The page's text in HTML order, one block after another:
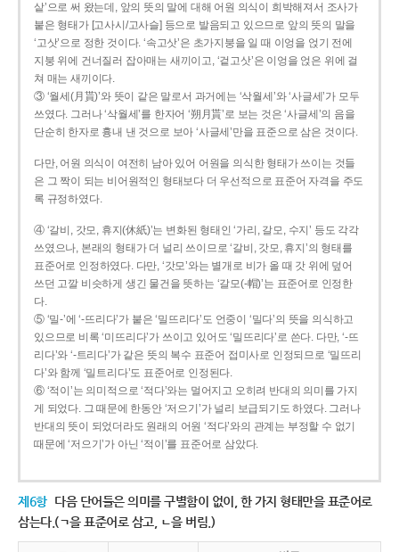
샅’으로 써 왔는데, 앞의 뜻의 말에 대해 어원 의식이 희박해져서 조사가
붙은 형태가 [고사시/고사슬] 등으로 발음되고 있으므로 앞의 뜻의 말을
‘고삿’으로 정한 것이다. ‘속고삿’은 초가지붕을 일 때 이엉을 얹기 전에
지붕 위에 건너질러 잡아매는 새끼이고, ‘겉고삿’은 이엉을 얹은 위에 걸
쳐 매는 새끼이다.
③ ‘월세(月貰)’와 뜻이 같은 말로서 과거에는 ‘삭월세’와 ‘사글세’가 모두
쓰였다. 그러나 ‘삭월세’를 한자어 ‘朔月貰’로 보는 것은 ‘사글세’의 음을
단순히 한자로 흉내 낸 것으로 보아 ‘사글세’만을 표준으로 삼은 것이다.
다만, 어원 의식이 여전히 남아 있어 어원을 의식한 형태가 쓰이는 것들
은 그 짝이 되는 비어원적인 형태보다 더 우선적으로 표준어 자격을 주도
록 규정하였다.
④ ‘갈비, 갓모, 휴지(休紙)’는 변화된 형태인 ‘가리, 갈모, 수지’ 등도 각각
쓰였으나, 본래의 형태가 더 널리 쓰이므로 ‘갈비, 갓모, 휴지’의 형태를
표준어로 인정하였다. 다만, ‘갓모’와는 별개로 비가 올 때 갓 위에 덮어
쓰던 고깔 비슷하게 생긴 물건을 뜻하는 ‘갈모(-帽)’는 표준어로 인정한
다.
⑤ ‘밀-’에 ‘-뜨리다’가 붙은 ‘밀뜨리다’도 언중이 ‘밀다’의 뜻을 의식하고
있으므로 비록 ‘미뜨리다’가 쓰이고 있어도 ‘밀뜨리다’로 쓴다. 다만, ‘-뜨
리다’와 ‘-트리다’가 같은 뜻의 복수 표준어 접미사로 인정되므로 ‘밀뜨리
다’와 함께 ‘밀트리다’도 표준어로 인정된다.
⑥ ‘적이’는 의미적으로 ‘적다’와는 멀어지고 오히려 반대의 의미를 가지
게 되었다. 그 때문에 한동안 ‘저으기’가 널리 보급되기도 하였다. 그러나
반대의 뜻이 되었더라도 원래의 어원 ‘적다’와의 관계는 부정할 수 없기
때문에 ‘저으기’가 아닌 ‘적이’를 표준어로 삼았다.
제6항 다음 단어들은 의미를 구별함이 없이, 한 가지 형태만을 표준어로
삼는다.(ㄱ을 표준어로 삼고, ㄴ을 버림.)